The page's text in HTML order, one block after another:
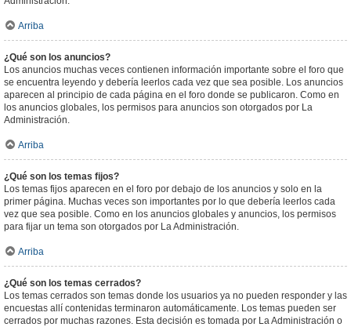
Arriba
¿Qué son los anuncios?
Los anuncios muchas veces contienen información importante sobre el foro que
se encuentra leyendo y debería leerlos cada vez que sea posible. Los anuncios
aparecen al principio de cada página en el foro donde se publicaron. Como en
los anuncios globales, los permisos para anuncios son otorgados por La
Administración.
Arriba
¿Qué son los temas fijos?
Los temas fijos aparecen en el foro por debajo de los anuncios y solo en la
primer página. Muchas veces son importantes por lo que debería leerlos cada
vez que sea posible. Como en los anuncios globales y anuncios, los permisos
para fijar un tema son otorgados por La Administración.
Arriba
¿Qué son los temas cerrados?
Los temas cerrados son temas donde los usuarios ya no pueden responder y las
encuestas allí contenidas terminaron automáticamente. Los temas pueden ser
cerrados por muchas razones. Esta decisión es tomada por La Administración o